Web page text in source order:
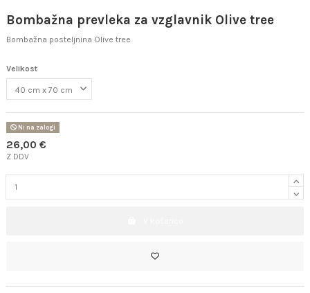
Bombažna prevleka za vzglavnik Olive tree
Bombažna posteljnina Olive tree
Velikost
Ni na zalogi
26,00 €
Z DDV